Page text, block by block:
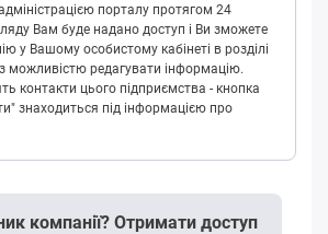
порталу протягом 24
Вам буде надано доступ і Ви зможете
у Вашому особистому кабінеті в розділі
можливістю редагувати інформацію.
контакти цього підприємства - кнопка
знаходиться під інформацією про
компанії? Отримати доступ